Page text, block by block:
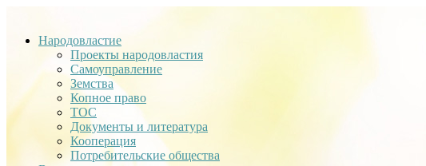
Народовластие
Проекты народовластия
Самоуправление
Земства
Копное право
ТОС
Документы и литература
Кооперация
Потребительские общества